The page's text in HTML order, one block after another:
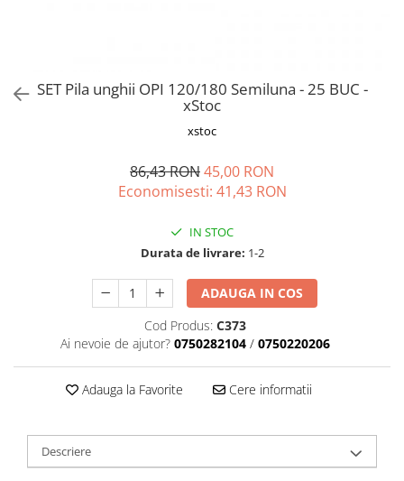
Masa manichiura
SET Pila unghii OPI 120/180 Semiluna - 25 BUC -
xStoc
xstoc
86,43 RON45,00 RON
Economisesti: 41,43 RON
IN STOC
Durata de livrare: 1-2
ADAUGA IN COS
Cod Produs: C373
Ai nevoie de ajutor? 0750282104 / 0750220206
Adauga la Favorite Cere informatii
Descriere